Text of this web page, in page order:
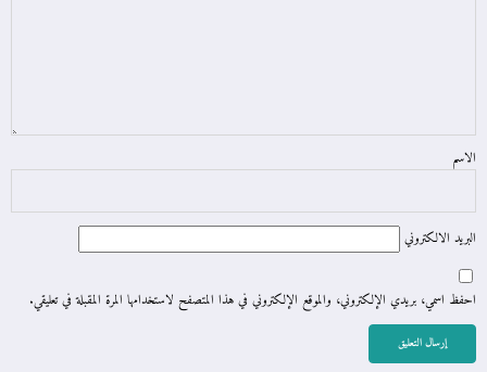
الاسم
البريد الالكتروني
احفظ اسمي، بريدي الإلكتروني، والموقع الإلكتروني في هذا المتصفح لاستخدامها المرة المقبلة في تعليقي.